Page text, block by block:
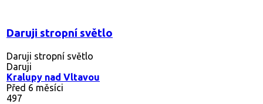
Daruji stropní světlo
Daruji stropní světlo
Daruji
Kralupy nad Vltavou
Před 6 měsíci
497